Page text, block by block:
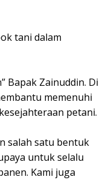
tani dalam
Bapak Zainuddin. Di
memenuhi
petani.
salah satu bentuk
untuk selalu
Kami juga